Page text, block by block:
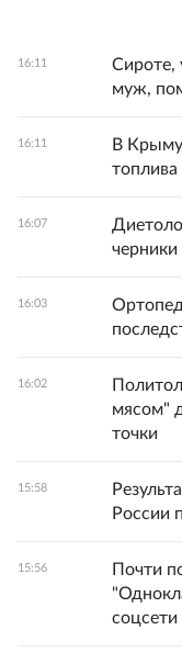
16:11
Сироте,
муж,
16:11
В
топлива
16:07
16:03
16:02
мясом"
точки
15:58
России
15:56
Почти